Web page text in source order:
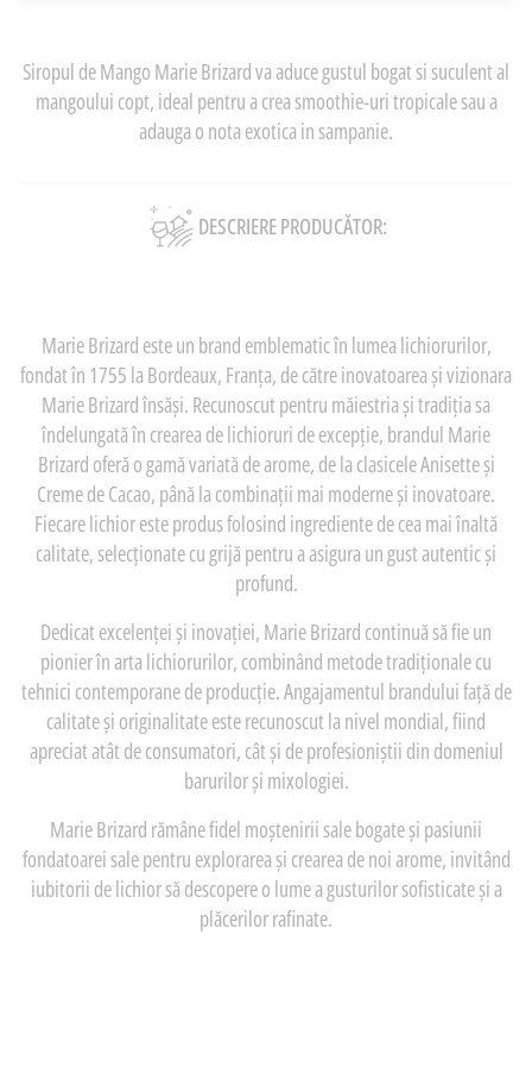
Siropul de Mango Marie Brizard va aduce gustul bogat si suculent al
mangoului copt, ideal pentru a crea smoothie-uri tropicale sau a
adauga o nota exotica in sampanie.
DESCRIERE PRODUCĂTOR:
Marie Brizard este un brand emblematic în lumea lichiorurilor,
fondat în 1755 la Bordeaux, Franța, de către inovatoarea și vizionara
Marie Brizard însăși. Recunoscut pentru măiestria și tradiția sa
îndelungată în crearea de lichioruri de excepție, brandul Marie
Brizard oferă o gamă variată de arome, de la clasicele Anisette și
Creme de Cacao, până la combinații mai moderne și inovatoare.
Fiecare lichior este produs folosind ingrediente de cea mai înaltă
calitate, selecționate cu grijă pentru a asigura un gust autentic și
profund.
Dedicat excelenței și inovației, Marie Brizard continuă să fie un
pionier în arta lichiorurilor, combinând metode tradiționale cu
tehnici contemporane de producție. Angajamentul brandului față de
calitate și originalitate este recunoscut la nivel mondial, fiind
apreciat atât de consumatori, cât și de profesioniștii din domeniul
barurilor și mixologiei.
Marie Brizard rămâne fidel moștenirii sale bogate și pasiunii
fondatoarei sale pentru explorarea și crearea de noi arome, invitând
iubitorii de lichior să descopere o lume a gusturilor sofisticate și a
plăcerilor rafinate.